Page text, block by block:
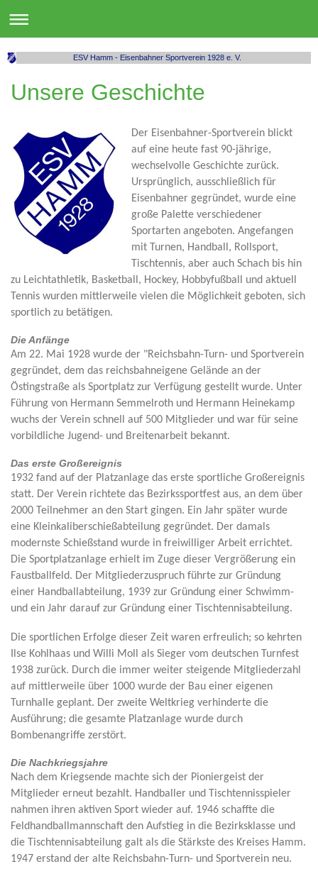
ESV Hamm - Eisenbahner Sportverein 1928 e. V.
Unsere Geschichte
Der Eisenbahner-Sportverein blickt
auf eine heute fast 90-jährige,
wechselvolle Geschichte zurück.
Ursprünglich, ausschließlich für
Eisenbahner gegründet, wurde eine
große Palette verschiedener
Sportarten angeboten. Angefangen
mit Turnen, Handball, Rollsport,
Tischtennis, aber auch Schach bis hin
zu Leichtathletik, Basketball, Hockey, Hobbyfußball und aktuell
Tennis wurden mittlerweile vielen die Möglichkeit geboten, sich
sportlich zu betätigen.
Die Anfänge
Am 22. Mai 1928 wurde der "Reichsbahn-Turn- und Sportverein
gegründet, dem das reichsbahneigene Gelände an der
Östingstraße als Sportplatz zur Verfügung gestellt wurde. Unter
Führung von Hermann Semmelroth und Hermann Heinekamp
wuchs der Verein schnell auf 500 Mitglieder und war für seine
vorbildliche Jugend- und Breitenarbeit bekannt.
Das erste Großereignis
1932 fand auf der Platzanlage das erste sportliche Großereignis
statt. Der Verein richtete das Bezirkssportfest aus, an dem über
2000 Teilnehmer an den Start gingen. Ein Jahr später wurde
eine Kleinkaliberschießabteilung gegründet. Der damals
modernste Schießstand wurde in freiwilliger Arbeit errichtet.
Die Sportplatzanlage erhielt im Zuge dieser Vergrößerung ein
Faustballfeld. Der Mitgliederzuspruch führte zur Gründung
einer Handballabteilung, 1939 zur Gründung einer Schwimm-
und ein Jahr darauf zur Gründung einer Tischtennisabteilung.
Die sportlichen Erfolge dieser Zeit waren erfreulich; so kehrten
Ilse Kohlhaas und Willi Moll als Sieger vom deutschen Turnfest
1938 zurück. Durch die immer weiter steigende Mitgliederzahl
auf mittlerweile über 1000 wurde der Bau einer eigenen
Turnhalle geplant. Der zweite Weltkrieg verhinderte die
Ausführung; die gesamte Platzanlage wurde durch
Bombenangriffe zerstört.
Die Nachkriegsjahre
Nach dem Kriegsende machte sich der Pioniergeist der
Mitglieder erneut bezahlt. Handballer und Tischtennisspieler
nahmen ihren aktiven Sport wieder auf. 1946 schaffte die
Feldhandballmannschaft den Aufstieg in die Bezirksklasse und
die Tischtennisabteilung galt als die Stärkste des Kreises Hamm.
1947 erstand der alte Reichsbahn-Turn- und Sportverein neu.